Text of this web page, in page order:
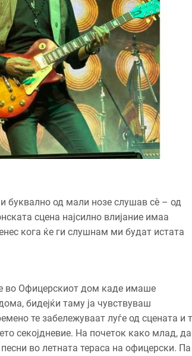
буквално од мали нозе слушав сè – од
сцена најсилно влијание имаа
кога ќе ги слушнам ми будат истата
во Офицерскиот дом каде имаше
бидејќи таму ја чувствуваш
те забележуваат луѓе од сцената и
секојдневие. На почеток како млад, да
во летната тераса на офицерски. Па